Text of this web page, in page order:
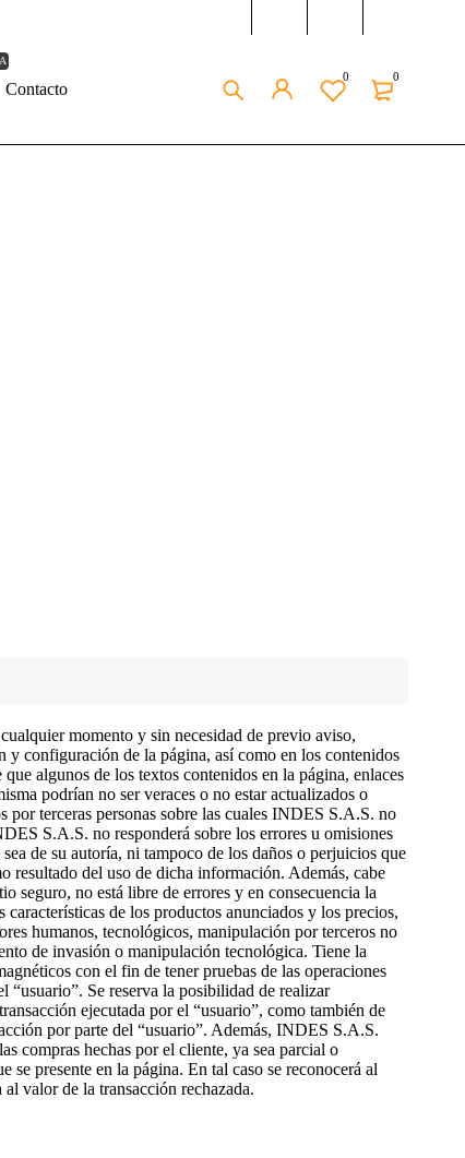
0
0
Contacto
momento y sin necesidad de previo aviso,
y configuración de la página, así como en los contenidos
algunos de los textos contenidos en la página, enlaces
podrían no ser veraces o no estar actualizados o
por terceras personas sobre las cuales INDES S.A.S. no
S.A.S. no responderá sobre los errores u omisiones
de su autoría, ni tampoco de los daños o perjuicios que
resultado del uso de dicha información. Además, cabe
seguro, no está libre de errores y en consecuencia la
de los productos anunciados y los precios,
humanos, tecnológicos, manipulación por terceros no
de invasión o manipulación tecnológica. Tiene la
con el fin de tener pruebas de las operaciones
“usuario”. Se reserva la posibilidad de realizar
ejecutada por el “usuario”, como también de
por parte del “usuario”. Además, INDES S.A.S.
compras hechas por el cliente, ya sea parcial o
se presente en la página. En tal caso se reconocerá al
valor de la transacción rechazada.